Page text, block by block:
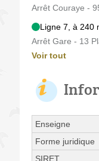
Arrêt Couraye -
Ligne 7, à 240
Arrêt Gare - 13
Voir tout
Enseigne
Forme juridique
SIRET